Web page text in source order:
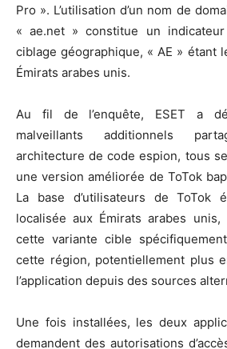
Pro ». L’utilisation d’un nom de
« ae.net » constitue un
ciblage géographique, « AE » étant
Émirats arabes unis.
Au fil de l’enquête, ESET a
malveillants additionnels
architecture de code espion, tous
une version améliorée de ToTok
La base d’utilisateurs de ToTok
localisée aux Émirats arabes
cette variante cible
cette région, potentiellement plus
l’application depuis des sources
Une fois installées, les deux
demandent des autorisations